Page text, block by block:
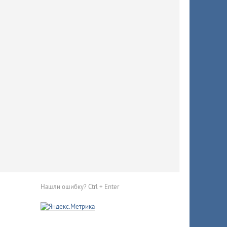
Нашли ошибку? Ctrl + Enter